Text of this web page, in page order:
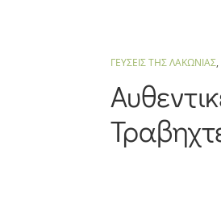
ΓΕΥΣΕΙΣ ΤΗΣ ΛΑΚΩΝΙΑΣ,